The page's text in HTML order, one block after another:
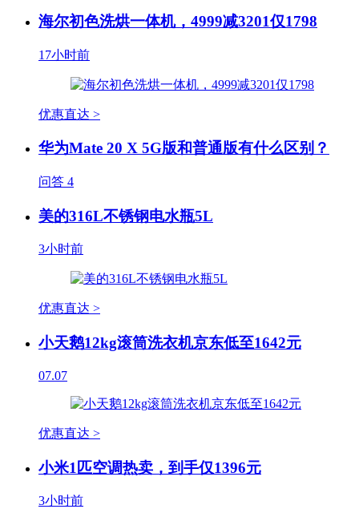
海尔初色洗烘一体机，4999减3201仅1798
17小时前
优惠直达 >
华为Mate 20 X 5G版和普通版有什么区别？
问答 4
美的316L不锈钢电水瓶5L
3小时前
优惠直达 >
小天鹅12kg滚筒洗衣机京东低至1642元
07.07
优惠直达 >
小米1匹空调热卖，到手仅1396元
3小时前